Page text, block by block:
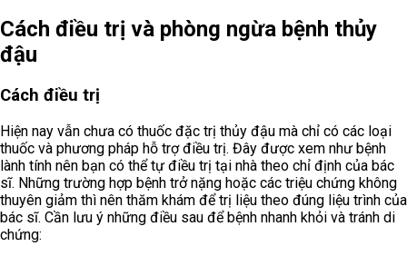
Cách điều trị và phòng ngừa bệnh thủy
đậu
Cách điều trị
Hiện nay vẫn chưa có thuốc đặc trị thủy đậu mà chỉ có các loại
thuốc và phương pháp hỗ trợ điều trị. Đây được xem như bệnh
lành tính nên bạn có thể tự điều trị tại nhà theo chỉ định của bác
sĩ. Những trường hợp bệnh trở nặng hoặc các triệu chứng không
thuyên giảm thì nên thăm khám để trị liệu theo đúng liệu trình của
bác sĩ. Cần lưu ý những điều sau để bệnh nhanh khỏi và tránh di
chứng: